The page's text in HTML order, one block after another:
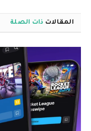
المقالات ذات الصلة